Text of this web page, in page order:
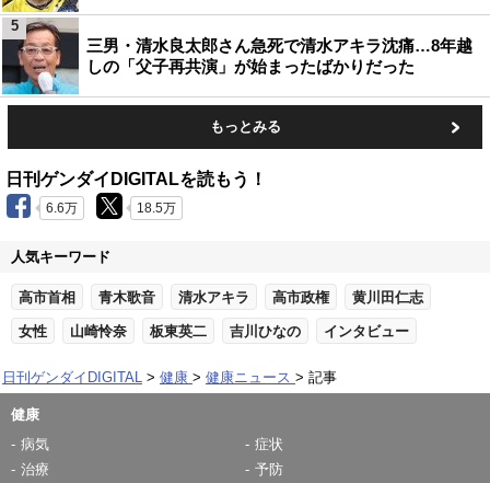
三男・清水良太郎さん急死で清水アキラ沈痛…8年越
しの「父子再共演」が始まったばかりだった
5
もっとみる
日刊ゲンダイDIGITALを読もう！
6.6万 18.5万
人気キーワード
高市首相 青木歌音 清水アキラ 高市政権 黄川田仁志
女性 山崎怜奈 板東英二 吉川ひなの インタビュー
日刊ゲンダイDIGITAL 健康 健康ニュース 記事
健康
病気
症状
治療
予防